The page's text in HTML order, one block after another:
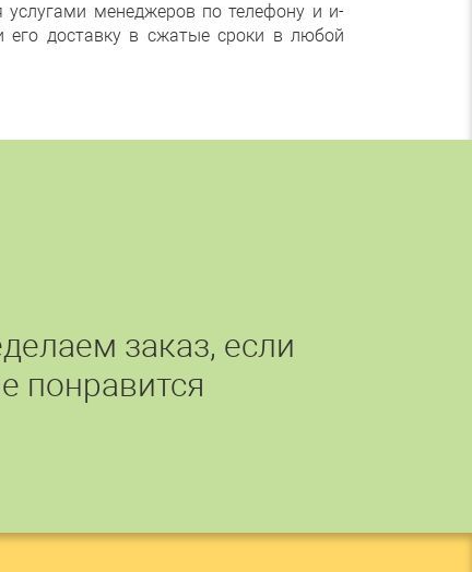
услугами менеджеров по телефону и и-
его доставку в сжатые сроки в любой
заказ, если
понравится